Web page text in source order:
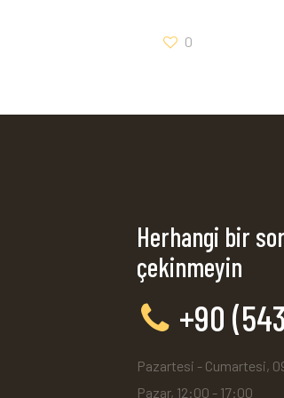
0
Herhangi bir
çekinmeyin
+90
Pazartesi - Cumartesi,
Pazar, 12:00 - 17:00